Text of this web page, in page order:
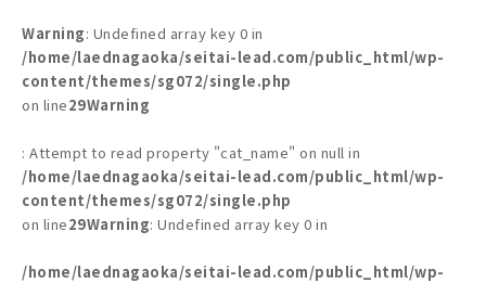
Warning: Undefined array key 0 in
/home/laednagaoka/seitai-lead.com/public_html/wp-
content/themes/sg072/single.php
on line29Warning
: Attempt to read property "cat_name" on null in
/home/laednagaoka/seitai-lead.com/public_html/wp-
content/themes/sg072/single.php
on line29Warning: Undefined array key 0 in
/home/laednagaoka/seitai-lead.com/public_html/wp-